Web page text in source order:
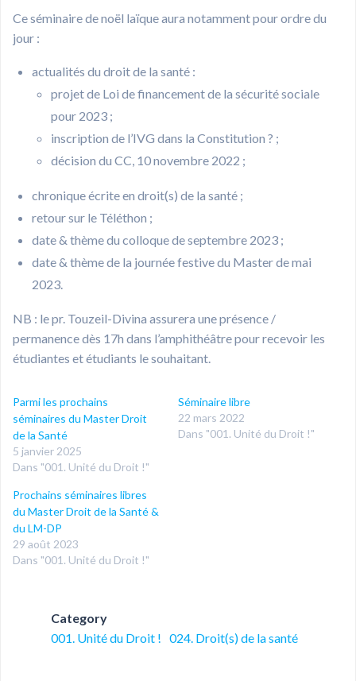
Ce séminaire de noël laïque aura notamment pour ordre du
jour :
actualités du droit de la santé :
projet de Loi de financement de la sécurité sociale
pour 2023 ;
inscription de l’IVG dans la Constitution ? ;
décision du CC, 10 novembre 2022 ;
chronique écrite en droit(s) de la santé ;
retour sur le Téléthon ;
date & thème du colloque de septembre 2023 ;
date & thème de la journée festive du Master de mai
2023.
NB : le pr. Touzeil-Divina assurera une présence /
permanence dès 17h dans l’amphithéâtre pour recevoir les
étudiantes et étudiants le souhaitant.
Parmi les prochains
séminaires du Master Droit
de la Santé
5 janvier 2025
Dans "001. Unité du Droit !"
Séminaire libre
22 mars 2022
Dans "001. Unité du Droit !"
Prochains séminaires libres
du Master Droit de la Santé &
du LM-DP
29 août 2023
Dans "001. Unité du Droit !"
Category
001. Unité du Droit ! 024. Droit(s) de la santé